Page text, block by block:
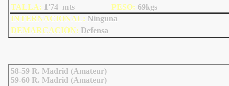
TALLA: 1'74 mts PESO: 69kgs
INTERNACIONAL: Ninguna
DEMARCACIÓN: Defensa
58-59 R. Madrid (Amateur)
59-60 R. Madrid (Amateur)